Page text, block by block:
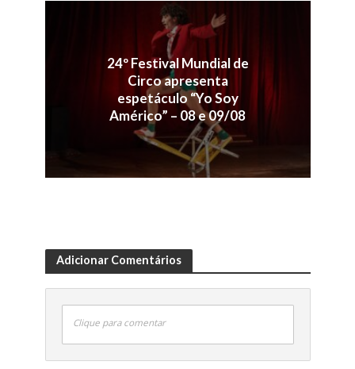
24º Festival Mundial de
Circo apresenta
espetáculo “Yo Soy
Américo” – 08 e 09/08
Adicionar Comentários
Clique para comentar